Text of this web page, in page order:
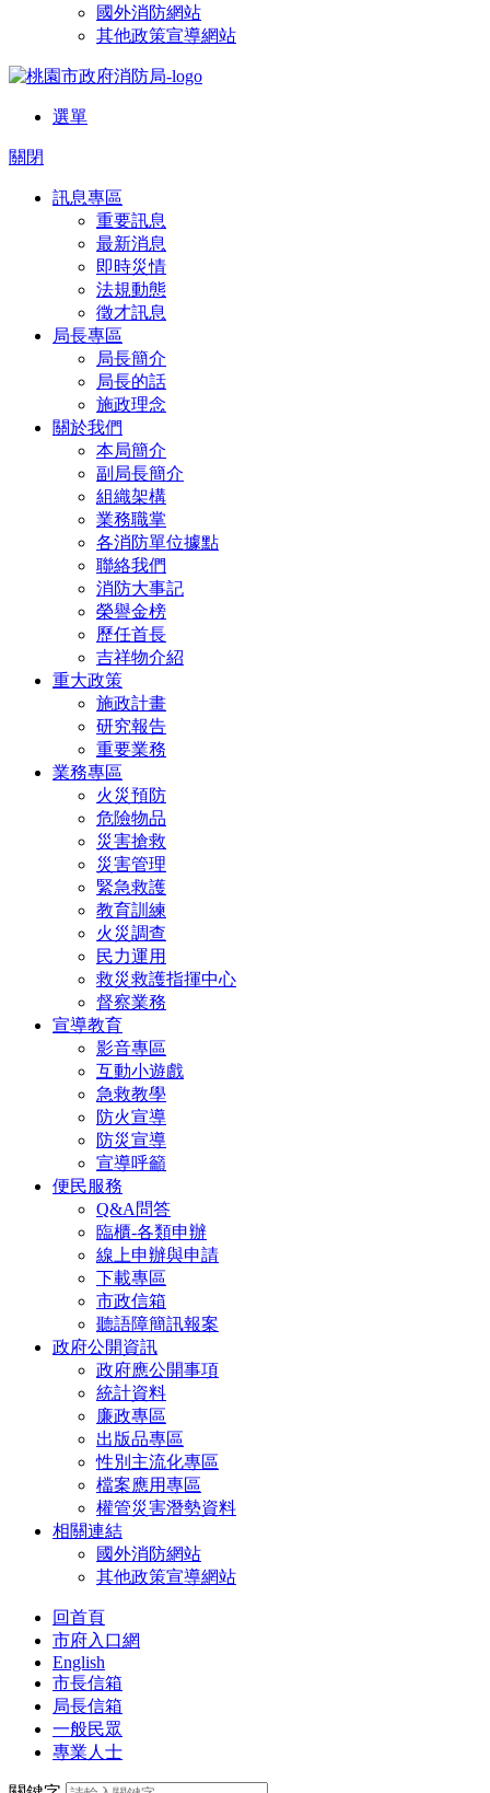
國外消防網站
其他政策宣導網站
選單
關閉
訊息專區
重要訊息
最新消息
即時災情
法規動態
徵才訊息
局長專區
局長簡介
局長的話
施政理念
關於我們
本局簡介
副局長簡介
組織架構
業務職掌
各消防單位據點
聯絡我們
消防大事記
榮譽金榜
歷任首長
吉祥物介紹
重大政策
施政計畫
研究報告
重要業務
業務專區
火災預防
危險物品
災害搶救
災害管理
緊急救護
教育訓練
火災調查
民力運用
救災救護指揮中心
督察業務
宣導教育
影音專區
互動小遊戲
急救教學
防火宣導
防災宣導
宣導呼籲
便民服務
Q&A問答
臨櫃-各類申辦
線上申辦與申請
下載專區
市政信箱
聽語障簡訊報案
政府公開資訊
政府應公開事項
統計資料
廉政專區
出版品專區
性別主流化專區
檔案應用專區
權管災害潛勢資料
相關連結
國外消防網站
其他政策宣導網站
回首頁
市府入口網
English
市長信箱
局長信箱
一般民眾
專業人士